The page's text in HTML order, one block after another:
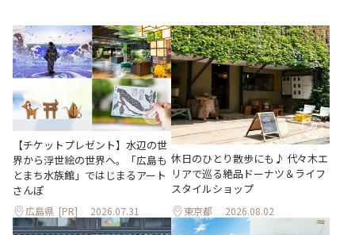
【チケットプレゼント】水辺の世
界から浮世絵の世界へ。「広島も
とまち水族館」ではじまるアート
さんぽ
広島県 [PR] 2026.07.31
休日のひとり散歩にも♪ 代々木エ
リアで巡る絶品ドーナツ＆ライフ
スタイルショップ
東京都 2026.08.02